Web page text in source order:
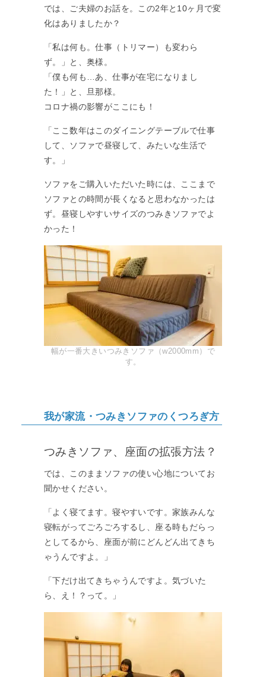
では、ご夫婦のお話を。この2年と10ヶ月で変
化はありましたか？
「私は何も。仕事（トリマー）も変わら
ず。」と、奥様。
「僕も何も…あ、仕事が在宅になりまし
た！」と、旦那様。
コロナ禍の影響がここにも！
「ここ数年はこのダイニングテーブルで仕事
して、ソファで昼寝して、みたいな生活で
す。」
ソファをご購入いただいた時には、ここまで
ソファとの時間が長くなると思わなかったは
ず。昼寝しやすいサイズのつみきソファでよ
かった！
幅が一番大きいつみきソファ（w2000mm）で
す。
我が家流・つみきソファのくつろぎ方
つみきソファ、座面の拡張方法？
では、このままソファの使い心地についてお
聞かせください。
「よく寝てます。寝やすいです。家族みんな
寝転がってごろごろするし、座る時もだらっ
としてるから、座面が前にどんどん出てきち
ゃうんですよ。」
「下だけ出てきちゃうんですよ。気づいた
ら、え！？って。」